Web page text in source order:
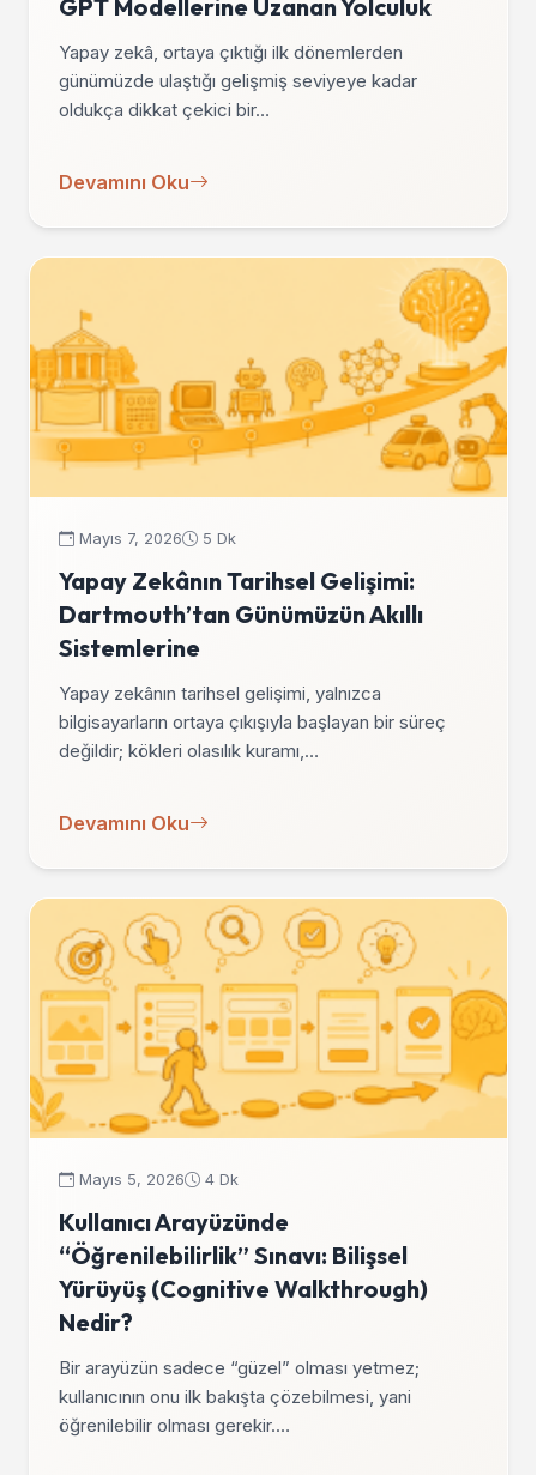
GPT Modellerine Uzanan Yolculuk
Yapay zekâ, ortaya çıktığı ilk dönemlerden
günümüzde ulaştığı gelişmiş seviyeye kadar
oldukça dikkat çekici bir…
Devamını Oku
Mayıs 7, 2026 5 Dk
Yapay Zekânın Tarihsel Gelişimi:
Dartmouth’tan Günümüzün Akıllı
Sistemlerine
Yapay zekânın tarihsel gelişimi, yalnızca
bilgisayarların ortaya çıkışıyla başlayan bir süreç
değildir; kökleri olasılık kuramı,…
Devamını Oku
Mayıs 5, 2026 4 Dk
Kullanıcı Arayüzünde
“Öğrenilebilirlik” Sınavı: Bilişsel
Yürüyüş (Cognitive Walkthrough)
Nedir?
Bir arayüzün sadece “güzel” olması yetmez;
kullanıcının onu ilk bakışta çözebilmesi, yani
öğrenilebilir olması gerekir.…